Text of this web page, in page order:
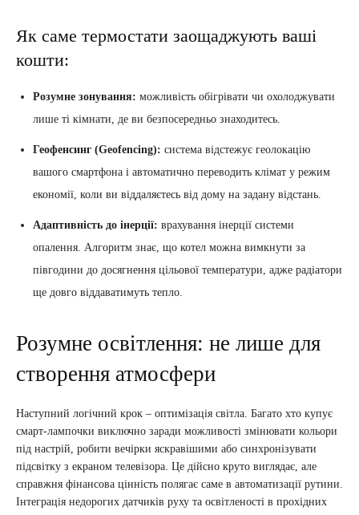
Як саме термостати заощаджують ваші
кошти:
Розумне зонування: можливість обігрівати чи охолоджувати
лише ті кімнати, де ви безпосередньо знаходитесь.
Геофенсинг (Geofencing): система відстежує геолокацію
вашого смартфона і автоматично переводить клімат у режим
економії, коли ви віддаляєтесь від дому на задану відстань.
Адаптивність до інерції: врахування інерції системи
опалення. Алгоритм знає, що котел можна вимкнути за
півгодини до досягнення цільової температури, адже радіатори
ще довго віддаватимуть тепло.
Розумне освітлення: не лише для
створення атмосфери
Наступний логічний крок – оптимізація світла. Багато хто купує
смарт-лампочки виключно заради можливості змінювати кольори
під настрій, робити вечірки яскравішими або синхронізувати
підсвітку з екраном телевізора. Це дійсно круто виглядає, але
справжня фінансова цінність полягає саме в автоматизації рутини.
Інтеграція недорогих датчиків руху та освітленості в прохідних